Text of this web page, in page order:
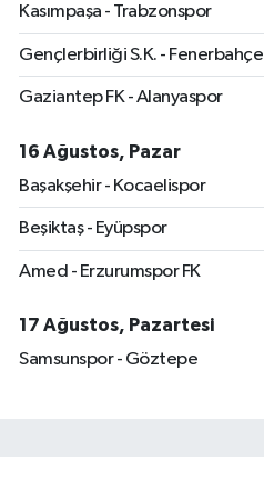
Kasımpaşa - Trabzonspor
Gençlerbirliği S.K. - Fenerbahçe
Gaziantep FK - Alanyaspor
16 Ağustos, Pazar
Başakşehir - Kocaelispor
Beşiktaş - Eyüpspor
Amed - Erzurumspor FK
17 Ağustos, Pazartesi
Samsunspor - Göztepe